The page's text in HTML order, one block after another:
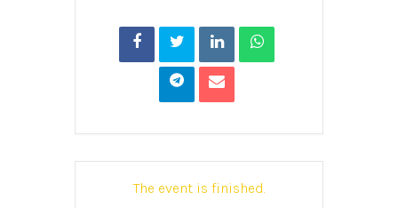
The event is finished.